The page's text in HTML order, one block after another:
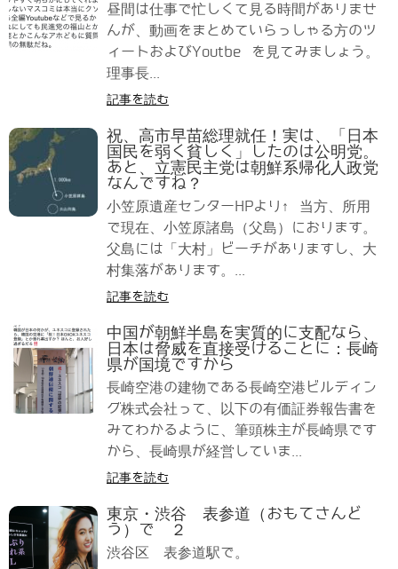
昼間は仕事で忙しくて見る時間がありませ
んが、動画をまとめていらっしゃる方のツ
ィートおよびYoutbe を見てみましょう。
理事長...
記事を読む
祝、高市早苗総理就任！実は、「日本
国民を弱く貧しく」したのは公明党。
あと、立憲民主党は朝鮮系帰化人政党
なんですね？
小笠原遺産センターHPより↑ 当方、所用
で現在、小笠原諸島（父島）におります。
父島には「大村」ビーチがありますし、大
村集落があります。...
記事を読む
中国が朝鮮半島を実質的に支配なら、
日本は脅威を直接受けることに：長崎
県が国境ですから
長崎空港の建物である長崎空港ビルディン
グ株式会社って、以下の有価証券報告書を
みてわかるように、筆頭株主が長崎県です
から、長崎県が経営していま...
記事を読む
東京・渋谷 表参道（おもてさんど
う）で ２
渋谷区 表参道駅で。